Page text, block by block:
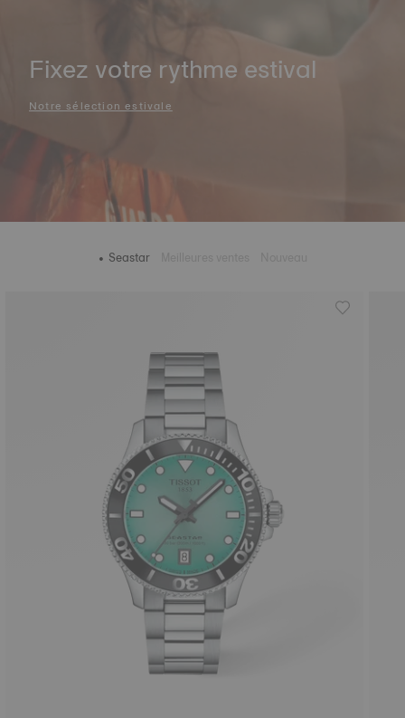
Fixez votre rythme estival
Notre sélection estivale
Seastar